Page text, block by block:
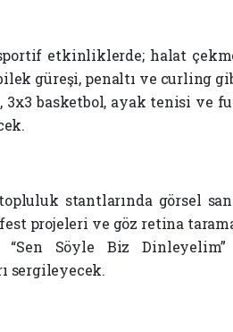
etkinliklerde; halat
güreşi, penaltı ve curling
basketbol, ayak tenisi ve
stantlarında görsel
projeleri ve göz retina
“Sen Söyle Biz
sergileyecek.